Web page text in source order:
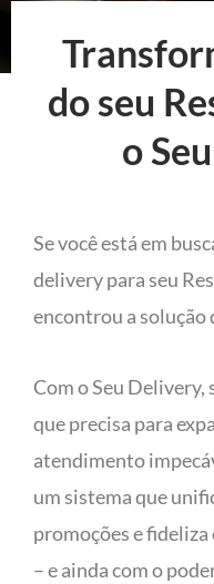
do seu
o
Se você está em
delivery para seu
encontrou a
Com o Seu
que precisa para
atendimento
um sistema que
promoções e
– e ainda com o